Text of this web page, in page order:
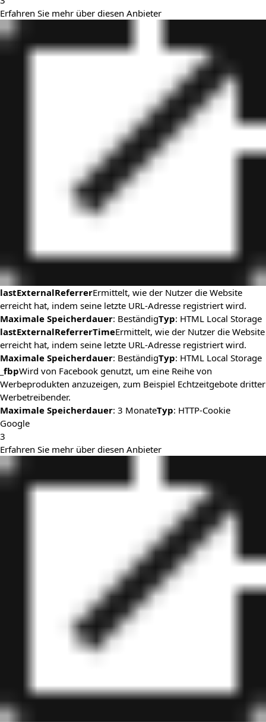
Erfahren Sie mehr über diesen Anbieter
lastExternalReferrerErmittelt, wie der Nutzer die Website
erreicht hat, indem seine letzte URL-Adresse registriert wird.
Maximale Speicherdauer: BeständigTyp: HTML Local Storage
lastExternalReferrerTimeErmittelt, wie der Nutzer die Website
erreicht hat, indem seine letzte URL-Adresse registriert wird.
Maximale Speicherdauer: BeständigTyp: HTML Local Storage
_fbpWird von Facebook genutzt, um eine Reihe von
Werbeprodukten anzuzeigen, zum Beispiel Echtzeitgebote dritter
Werbetreibender.
Maximale Speicherdauer: 3 MonateTyp: HTTP-Cookie
Google
3
Erfahren Sie mehr über diesen Anbieter